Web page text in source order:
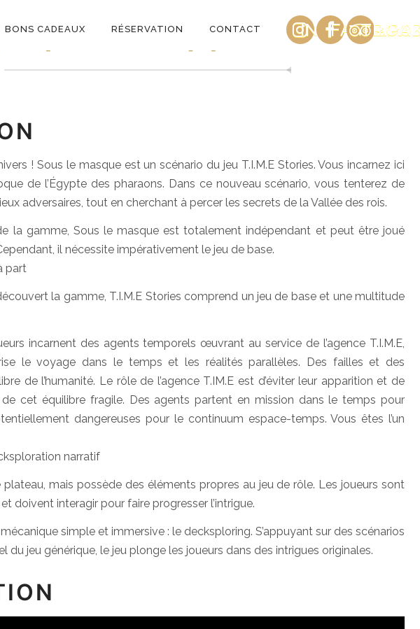
BONS CADEAUX RÉSERVATION CONTACT INSTAGRAM
(extension) (1.4)
! Sous le masque est un scénario du jeu T.I.M.E Stories. Vous incarnez ici
de l’Égypte des pharaons. Dans ce nouveau scénario, vous tenterez de
adversaires, tout en cherchant à percer les secrets de la Vallée des rois.
la gamme, Sous le masque est totalement indépendant et peut être joué
il nécessite impérativement le jeu de base.
part
la gamme, T.I.M.E Stories comprend un jeu de base et une multitude
incarnent des agents temporels œuvrant au service de l’agence T.I.M.E,
le voyage dans le temps et les réalités parallèles. Des failles et des
de l’humanité. Le rôle de l’agence T.IM.E est d’éviter leur apparition et de
cet équilibre fragile. Des agents partent en mission dans le temps pour
dangereuses pour le continuum espace-temps. Vous êtes l’un
narratif
plateau, mais possède des éléments propres au jeu de rôle. Les joueurs sont
doivent interagir pour faire progresser l’intrigue.
simple et immersive : le decksploring. S’appuyant sur des scénarios
du jeu générique, le jeu plonge les joueurs dans des intrigues originales.